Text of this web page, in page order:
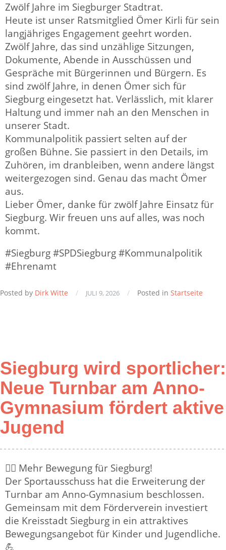
Zwölf Jahre im Siegburger Stadtrat.
Heute ist unser Ratsmitglied Ömer Kirli für sein
langjähriges Engagement geehrt worden.
Zwölf Jahre, das sind unzählige Sitzungen,
Dokumente, Abende in Ausschüssen und
Gespräche mit Bürgerinnen und Bürgern. Es
sind zwölf Jahre, in denen Ömer sich für
Siegburg eingesetzt hat. Verlässlich, mit klarer
Haltung und immer nah an den Menschen in
unserer Stadt.
Kommunalpolitik passiert selten auf der
großen Bühne. Sie passiert in den Details, im
Zuhören, im dranbleiben, wenn andere längst
weitergezogen sind. Genau das macht Ömer
aus.
Lieber Ömer, danke für zwölf Jahre Einsatz für
Siegburg. Wir freuen uns auf alles, was noch
kommt.
#Siegburg #SPDSiegburg #Kommunalpolitik
#Ehrenamt
Posted by Dirk Witte / JULI 9, 2026 / Posted in Startseite
Siegburg wird sportlicher:
Neue Turnbar am Anno-
Gymnasium fördert aktive
Jugend
🤸‍♀️ Mehr Bewegung für Siegburg!
Der Sportausschuss hat die Erweiterung der
Turnbar am Anno-Gymnasium beschlossen.
Gemeinsam mit dem Förderverein investiert
die Kreisstadt Siegburg in ein attraktives
Bewegungsangebot für Kinder und Jugendliche.
💪